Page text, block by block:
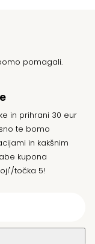
pomagali.
in prihrani 30 eur
te bomo
in kakšnim
kupona
točka 5!